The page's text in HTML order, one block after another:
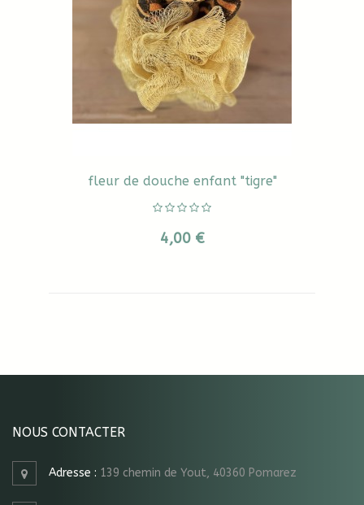
fleur de douche enfant "tigre"
4,00 €
NOUS CONTACTER
Adresse : 139 chemin de Yout, 40360 Pomarez